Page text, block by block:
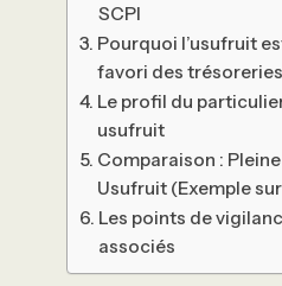
SCPI
Pourquoi l’usufruit
favori des
Le profil du
usufruit
Comparaison :
Usufruit (Exemple
Les points de
associés